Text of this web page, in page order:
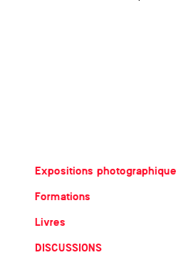
Expositions
Formations
Livres
DISCUSSIONS